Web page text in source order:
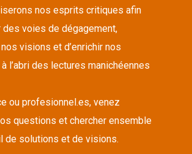
nos esprits critiques afin
des voies de dégagement,
nos visions et d’enrichir nos
l’abri des lectures manichéennes
ou profesionnel.es, venez
questions et chercher ensemble
de solutions et de visions.